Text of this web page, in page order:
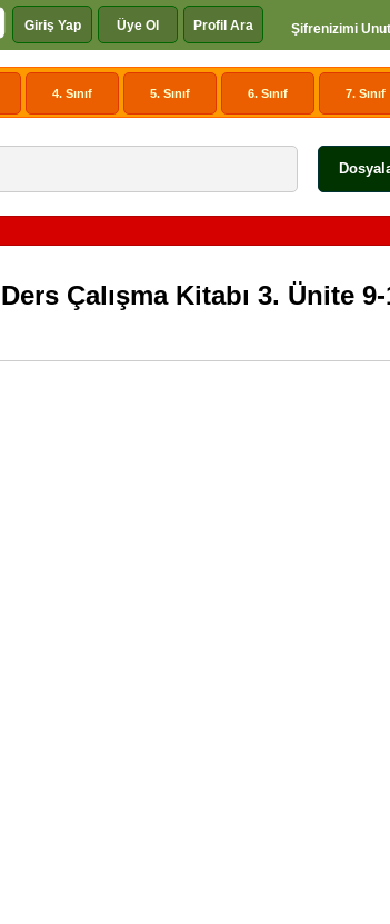
Giriş Yap Üye Ol Profil Ara Şifrenizimi
4. Sınıf 5. Sınıf 6. Sınıf 7. Sınıf
Ders Çalışma Kitabı 3.